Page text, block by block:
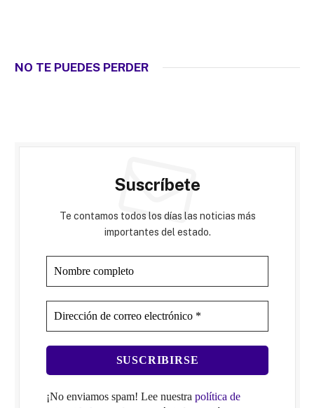
NO TE PUEDES PERDER
Suscríbete
Te contamos todos los días las noticias más
importantes del estado.
¡No enviamos spam! Lee nuestra política de